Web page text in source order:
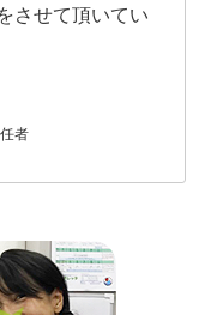
させて頂いてい
者